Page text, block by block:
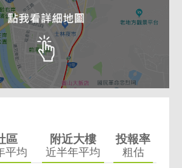
區
平均
附近大樓
近半年平均
投報率
粗估